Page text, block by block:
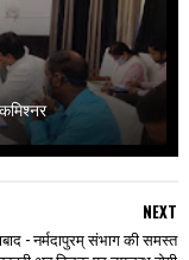
NEXT
- नर्मदापुरम् संभाग की समस्त